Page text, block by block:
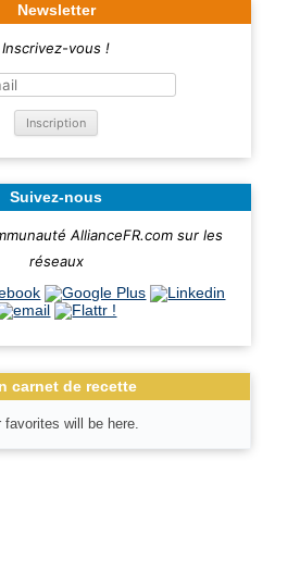
Newsletter
Inscrivez-vous !
Suivez-nous
AllianceFR.com sur les
réseaux
carnet de recette
favorites will be here.